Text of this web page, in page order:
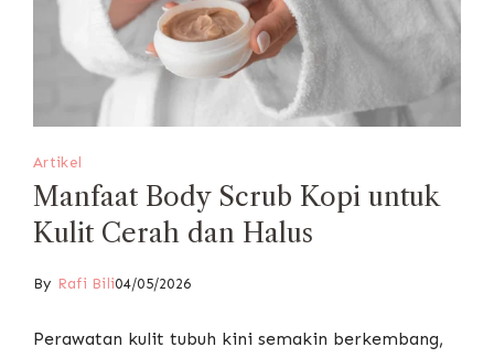
Artikel
Manfaat Body Scrub Kopi untuk
Kulit Cerah dan Halus
By Rafi Bili04/05/2026
Perawatan kulit tubuh kini semakin berkembang,